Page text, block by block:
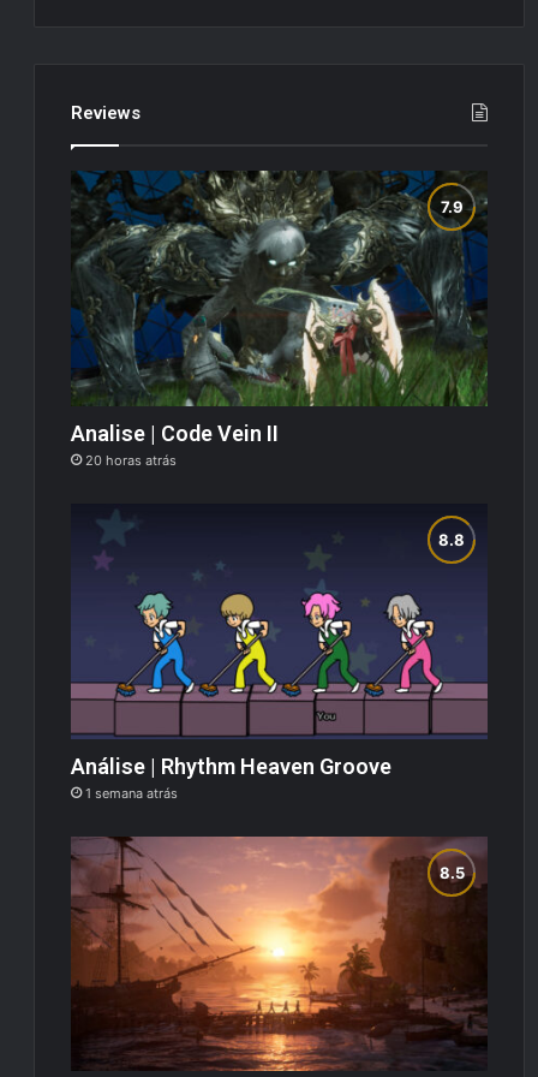
Reviews
Analise | Code Vein II
20 horas atrás
Análise | Rhythm Heaven Groove
1 semana atrás